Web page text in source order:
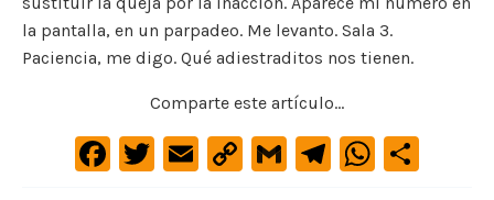
la pantalla, en un parpadeo. Me levanto. Sala 3.
Paciencia, me digo. Qué adiestraditos nos tienen.
Comparte este artículo...
F
T
E
C G Te W